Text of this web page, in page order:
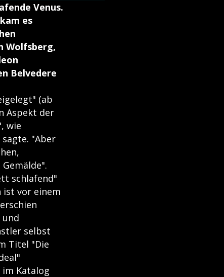
Venus.
es
Wolfsberg,
Belvedere
(ab
Aspekt der
wie
"Aber
schlafend"
ist vor einem
selbst
Titel "Die
Katalog